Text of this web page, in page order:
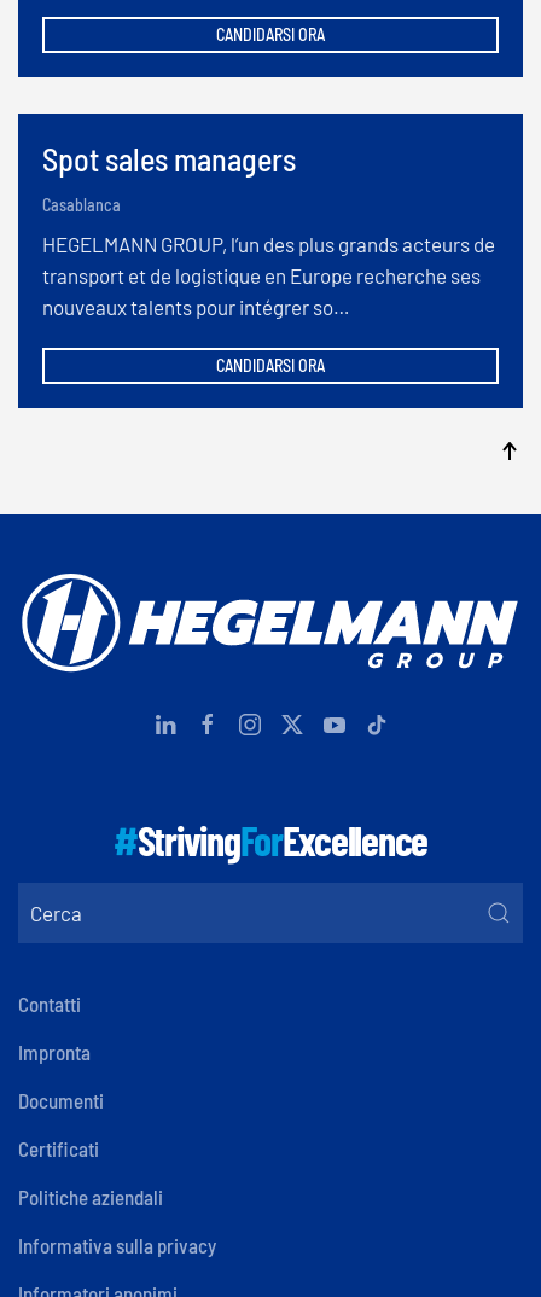
CANDIDARSI ORA
Spot sales managers
Casablanca
HEGELMANN GROUP, l’un des plus grands acteurs de
transport et de logistique en Europe recherche ses
nouveaux talents pour intégrer so…
CANDIDARSI ORA
#StrivingForExcellence
Contatti
Impronta
Documenti
Certificati
Politiche aziendali
Informativa sulla privacy